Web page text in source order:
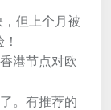
但上个月被
港节点对欧
。有推荐的